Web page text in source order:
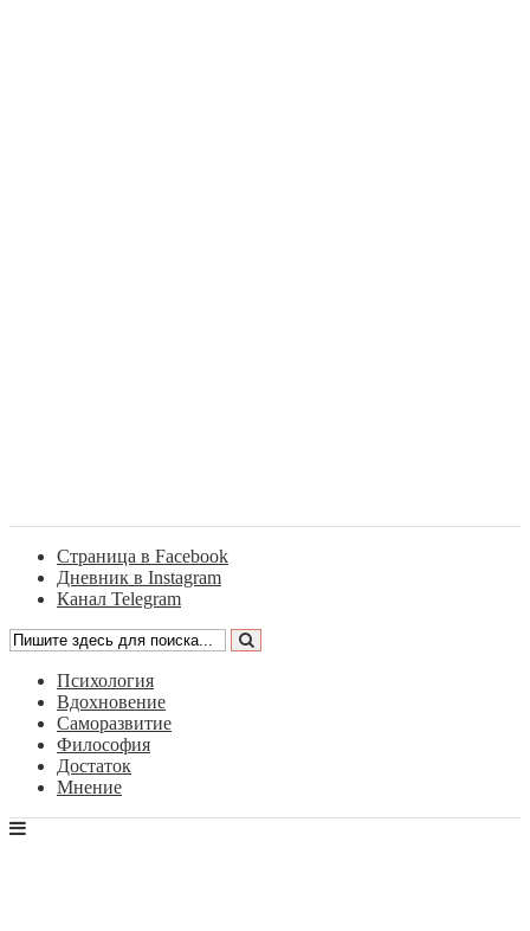
Страница в Facebook
Дневник в Instagram
Канал Telegram
Психология
Вдохновение
Саморазвитие
Философия
Достаток
Мнение